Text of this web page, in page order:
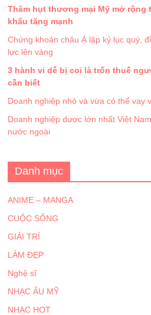
Thâm hụt thương mại Mỹ mở rộng
khẩu tăng mạnh
Chứng khoán châu Á lập kỷ lục quý,
lực lên vàng
3 hành vi dễ bị coi là trốn thuế
cần biết
Doanh nghiệp nhỏ và vừa có thể vay
Doanh nghiệp dược lớn nhất Việt
nước ngoài
Danh mục
ANIME – MANGA
CUỘC SỐNG
GIẢI TRÍ
LÀM ĐẸP
Nghệ sĩ
NHẠC ÂU MỸ
NHẠC HOT